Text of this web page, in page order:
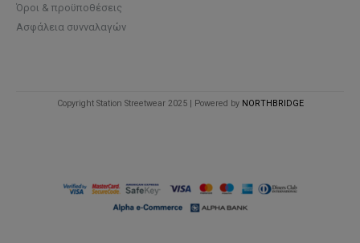
Όροι & προϋποθέσεις
Ασφάλεια συνναλαγών
Copyright Station Streetwear 2025 | Powered by NORTHBRIDGE